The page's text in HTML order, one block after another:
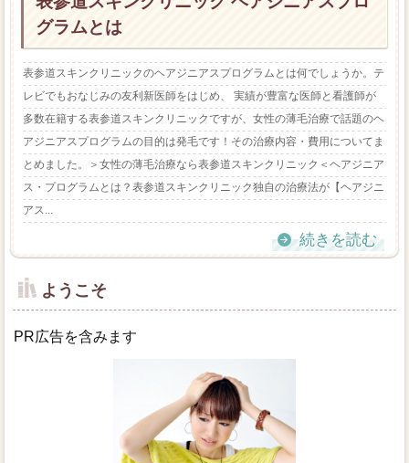
グラムとは
表参道スキンクリニックのヘアジニアスプログラムとは何でしょうか。テ
レビでもおなじみの友利新医師をはじめ、 実績が豊富な医師と看護師が
多数在籍する表参道スキンクリニックですが、女性の薄毛治療で話題のヘ
アジニアスプログラムの目的は発毛です！その治療内容・費用についてま
とめました。＞女性の薄毛治療なら表参道スキンクリニック＜ヘアジニア
ス・プログラムとは？表参道スキンクリニック独自の治療法が【ヘアジニ
アス...
続きを読む
ようこそ
PR広告を含みます